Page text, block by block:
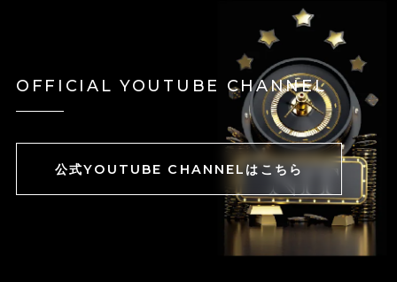
OFFICIAL YOUTUBE CHANNEL
公式YOUTUBE CHANNELはこちら